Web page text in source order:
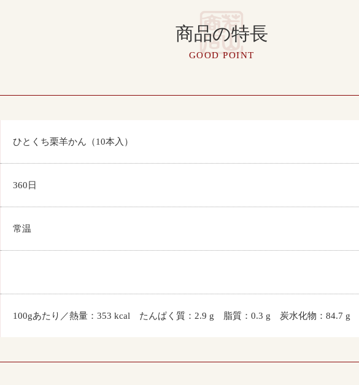
商品の特長
GOOD POINT
ひとくち栗羊かん（10本入）
360日
常温
100gあたり／熱量：353 kcal たんぱく質：2.9 g 脂質：0.3 g 炭水化物：84.7 g